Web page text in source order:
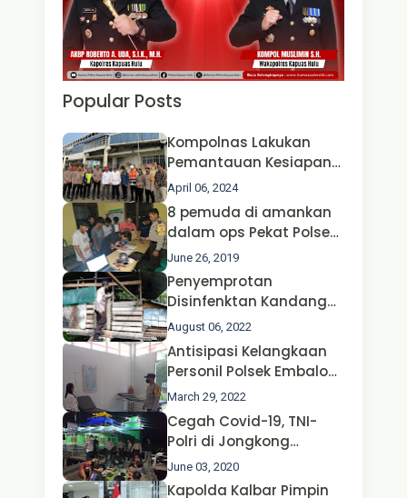
Popular Posts
Kompolnas Lakukan
Pemantauan Kesiapan
Operasi Ketupat 2024 di
Polda Jatim Bersama
Kapolri dan Menteri
Perhubungan
April 06, 2024
8 pemuda di amankan
dalam ops Pekat Polsek
Jongkong
June 26, 2019
Penyemprotan
Disinfenktan Kandang
Ternak Kambing warga
Oleh Satgas Ops Aman
Nusa II Polda Kalbar*
August 06, 2022
Antisipasi Kelangkaan
Personil Polsek Embaloh
Hulu Gencar Lakukan
Pengecekan Oksigen
March 29, 2022
Cegah Covid-19, TNI-
Polri di Jongkong
Himbau Masyarakat
Jangan Kumpul Hinga
June 03, 2020
Kapolda Kalbar Pimpin